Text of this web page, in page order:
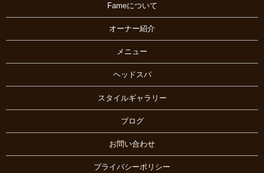
Fameについて
オーナー紹介
メニュー
ヘッドスパ
スタイルギャラリー
ブログ
お問い合わせ
プライバシーポリシー